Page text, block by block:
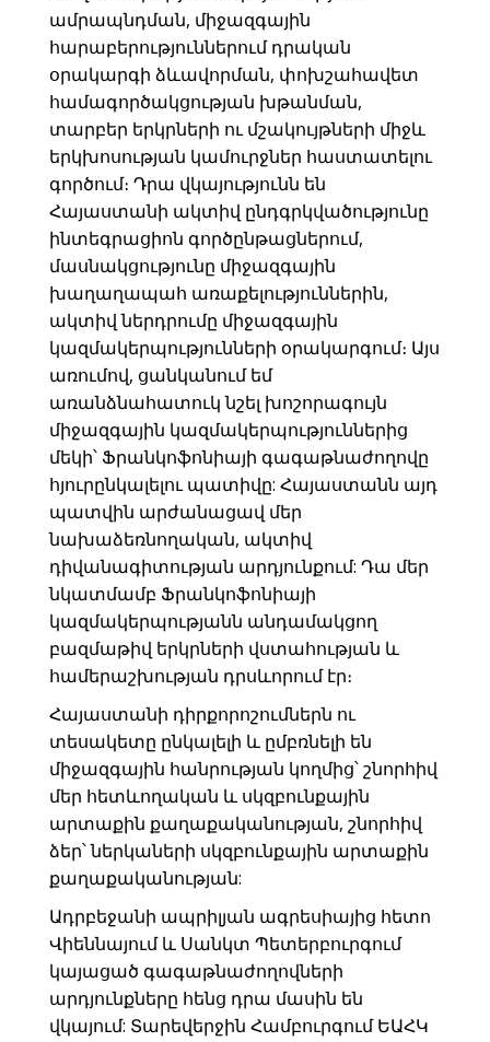
ամրապնդման, միջազգային
հարաբերություններում դրական
օրակարգի ձևավորման, փոխշահավետ
համագործակցության խթանման,
տարբեր երկրների ու մշակույթների միջև
երկխոսության կամուրջներ հաստատելու
գործում։ Դրա վկայությունն են
Հայաստանի ակտիվ ընդգրկվածությունը
ինտեգրացիոն գործընթացներում,
մասնակցությունը միջազգային
խաղաղապահ առաքելություններին,
ակտիվ ներդրումը միջազգային
կազմակերպությունների օրակարգում։ Այս
առումով, ցանկանում եմ
առանձնահատուկ նշել խոշորագույն
միջազգային կազմակերպություններից
մեկի՝ Ֆրանկոֆոնիայի գագաթնաժողովը
հյուրընկալելու պատիվը: Հայաստանն այդ
պատվին արժանացավ մեր
նախաձեռնողական, ակտիվ
դիվանագիտության արդյունքում: Դա մեր
նկատմամբ Ֆրանկոֆոնիայի
կազմակերպությանն անդամակցող
բազմաթիվ երկրների վստահության և
համերաշխության դրսևորում էր։
Հայաստանի դիրքորոշումներն ու
տեսակետը ընկալելի և ըմբռնելի են
միջազգային հանրության կողմից՝ շնորհիվ
մեր հետևողական և սկզբունքային
արտաքին քաղաքականության, շնորհիվ
ձեր՝ ներկաների սկզբունքային արտաքին
քաղաքականության:
Ադրբեջանի ապրիլյան ագրեսիայից հետո
Վիեննայում և Սանկտ Պետերբուրգում
կայացած գագաթնաժողովների
արդյունքները հենց դրա մասին են
վկայում: Տարեվերջին Համբուրգում ԵԱՀԿ